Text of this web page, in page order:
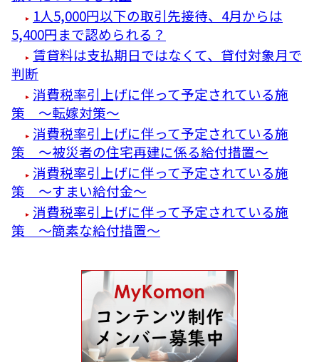
1人5,000円以下の取引先接待、4月からは
5,400円まで認められる？
賃貸料は支払期日ではなくて、貸付対象月で
判断
消費税率引上げに伴って予定されている施
策 ～転嫁対策～
消費税率引上げに伴って予定されている施
策 ～被災者の住宅再建に係る給付措置～
消費税率引上げに伴って予定されている施
策 ～すまい給付金～
消費税率引上げに伴って予定されている施
策 ～簡素な給付措置～